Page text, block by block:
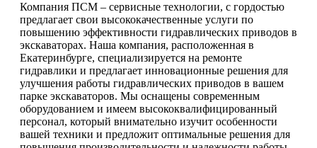
Компания ПСМ – сервисные технологии, с гордостью
предлагает свои высококачественные услуги по
повышению эффективности гидравлических приводов в
экскаваторах. Наша компания, расположенная в
Екатеринбурге, специализируется на ремонте
гидравлики и предлагает инновационные решения для
улучшения работы гидравлических приводов в вашем
парке экскаваторов. Мы оснащены современным
оборудованием и имеем высококвалифицированный
персонал, который внимательно изучит особенности
вашей техники и предложит оптимальные решения для